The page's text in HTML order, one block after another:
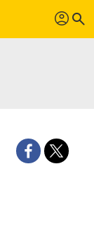
profil search